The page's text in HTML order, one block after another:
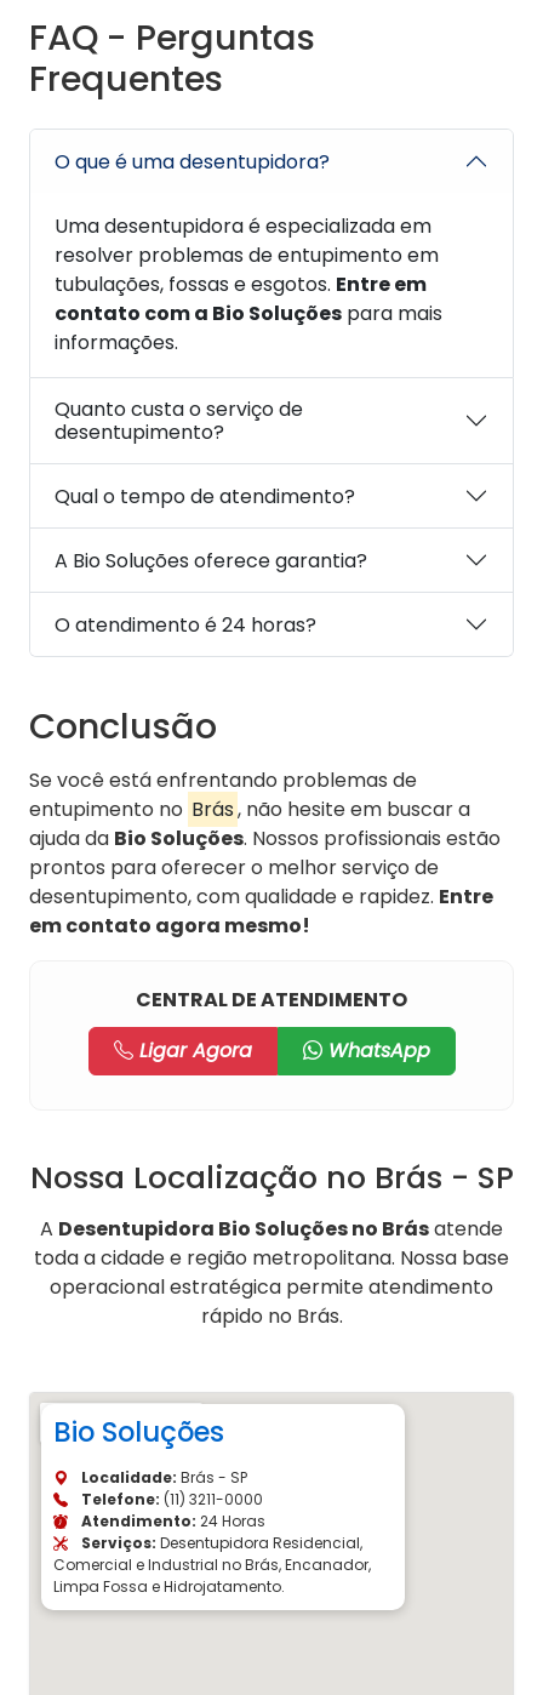
FAQ - Perguntas
Frequentes
O que é uma desentupidora?
Uma desentupidora é especializada em
resolver problemas de entupimento em
tubulações, fossas e esgotos. Entre em
contato com a Bio Soluções para mais
informações.
Quanto custa o serviço de
desentupimento?
Qual o tempo de atendimento?
A Bio Soluções oferece garantia?
O atendimento é 24 horas?
Conclusão
Se você está enfrentando problemas de
entupimento no Brás, não hesite em buscar a
ajuda da Bio Soluções. Nossos profissionais estão
prontos para oferecer o melhor serviço de
desentupimento, com qualidade e rapidez. Entre
em contato agora mesmo!
CENTRAL DE ATENDIMENTO
Ligar Agora
WhatsApp
Nossa Localização no Brás - SP
A Desentupidora Bio Soluções no Brásatende
toda a cidade e região metropolitana. Nossa base
operacional estratégica permite atendimento
rápido no Brás.
Bio Soluções
Localidade: Brás - SP
Telefone: (11) 3211-0000
Atendimento: 24 Horas
Serviços: Desentupidora Residencial,
Comercial e Industrial no Brás, Encanador,
Limpa Fossa e Hidrojatamento.